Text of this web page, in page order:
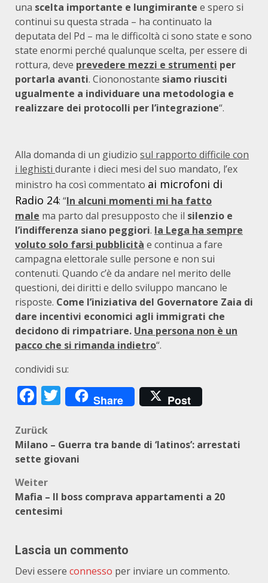
una scelta importante e lungimirante e spero si
continui su questa strada – ha continuato la
deputata del Pd – ma le difficoltà ci sono state e sono
state enormi perché qualunque scelta, per essere di
rottura, deve prevedere mezzi e strumenti per
portarla avanti. Ciononostante siamo riusciti
ugualmente a individuare una metodologia e
realizzare dei protocolli per l’integrazione“.
Alla domanda di un giudizio sul rapporto difficile con
i leghisti durante i dieci mesi del suo mandato, l’ex
ministro ha così commentato ai microfoni di
Radio 24: “In alcuni momenti mi ha fatto
male ma parto dal presupposto che il silenzio e
l’indifferenza siano peggiori. la Lega ha sempre
voluto solo farsi pubblicità e continua a fare
campagna elettorale sulle persone e non sui
contenuti. Quando c’è da andare nel merito delle
questioni, dei diritti e dello sviluppo mancano le
risposte. Come l’iniziativa del Governatore Zaia di
dare incentivi economici agli immigrati che
decidono di rimpatriare. Una persona non è un
pacco che si rimanda indietro“.
condividi su:
Facebook
Twitter
Share Post
Beitragsnavigation
Zurück
Milano – Guerra tra bande di ‘latinos’: arrestati
sette giovani
Weiter
Mafia – Il boss comprava appartamenti a 20
centesimi
Lascia un commento
Devi essere connesso per inviare un commento.